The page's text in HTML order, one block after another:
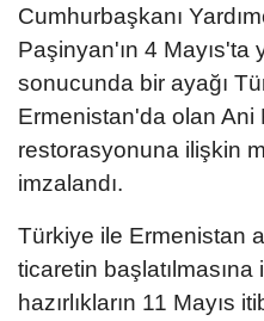
Cumhurbaşkanı
Paşinyan'ın 4 Mayıs'ta
sonucunda bir ayağı
Ermenistan'da olan Ani
restorasyonuna ilişkin
imzalandı.
Türkiye ile Ermenistan
ticaretin
hazırlıkların 11 Mayıs